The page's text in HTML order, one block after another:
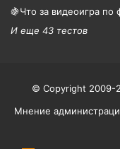
🍇Что за видеоигра по
И еще 43 тестов
© Copyright 2009-
Мнение